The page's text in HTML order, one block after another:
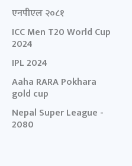
एनपीएल २०८१
ICC Men T20 World Cup
2024
IPL 2024
Aaha RARA Pokhara
gold cup
Nepal Super League -
2080